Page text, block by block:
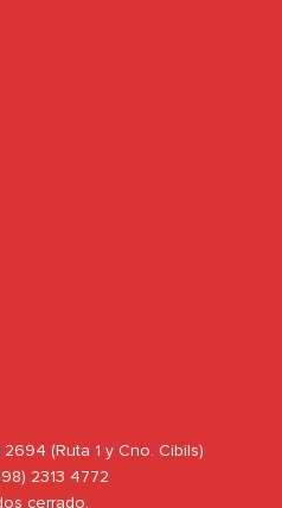
(Ruta 1 y Cno. Cibils)
2313 4772
cerrado.